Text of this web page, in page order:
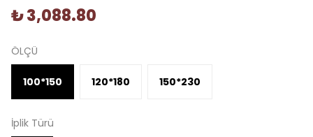
₺ 3,088.80
ÖLÇÜ
100*150 120*180 150*230
İplik Türü